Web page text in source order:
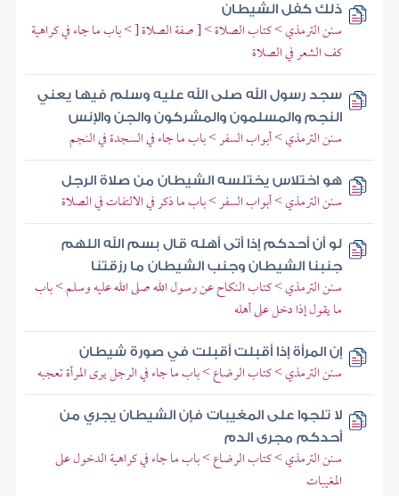
ذلك كفل الشيطان
سنن الترمذي > كتاب الصلاة > [ صفة الصلاة [ > باب ما جاء في كراهية
كف الشعر في الصلاة
سجد رسول الله صلى الله عليه وسلم فيها يعني
النجم والمسلمون والمشركون والجن والإنس
سنن الترمذي > أبواب السفر > باب ما جاء في السجدة في النجم
هو اختلاس يختلسه الشيطان من صلاة الرجل
سنن الترمذي > أبواب السفر > باب ما ذكر في الالتفات في الصلاة
لو أن أحدكم إذا أتى أهله قال بسم الله اللهم
جنبنا الشيطان وجنب الشيطان ما رزقتنا
سنن الترمذي > كتاب النكاح عن رسول الله صلى الله عليه وسلم > باب
ما يقول إذا دخل على أهله
إن المرأة إذا أقبلت أقبلت في صورة شيطان
سنن الترمذي > كتاب الرضاع > باب ما جاء في الرجل يرى المرأة تعجبه
لا تلجوا على المغيبات فإن الشيطان يجري من
أحدكم مجرى الدم
سنن الترمذي > كتاب الرضاع > باب ما جاء في كراهية الدخول على
المغيبات